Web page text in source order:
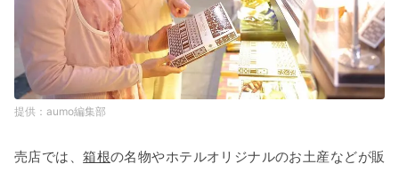
aumo編集部
売店では、箱根の名物やホテルオリジナルのお土産などが販